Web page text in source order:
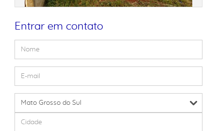
Entrar em contato